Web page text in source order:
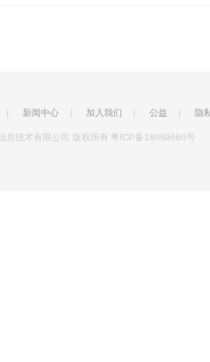
| 新闻中心 | 加入我们 | 公益 | 隐
息技术有限公司 版权所有 粤ICP备18069660号